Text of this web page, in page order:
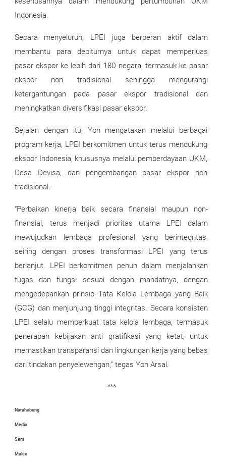
Indonesia.
Secara menyeluruh, LPEI juga berperan aktif dalam
membantu para debiturnya untuk dapat memperluas
pasar ekspor ke lebih dari 180 negara, termasuk ke pasar
ekspor non tradisional sehingga mengurangi
ketergantungan pada pasar ekspor tradisional dan
meningkatkan diversifikasi pasar ekspor.
Sejalan dengan itu, Yon mengatakan melalui berbagai
program kerja, LPEI berkomitmen untuk terus mendukung
ekspor Indonesia, khususnya melalui pemberdayaan UKM,
Desa Devisa, dan pengembangan pasar ekspor non
tradisional.
“Perbaikan kinerja baik secara finansial maupun non-
finansial, terus menjadi prioritas utama LPEI dalam
mewujudkan lembaga profesional yang berintegritas,
seiring dengan proses transformasi LPEI yang terus
berlanjut. LPEI berkomitmen penuh dalam menjalankan
tugas dan fungsi sesuai dengan mandatnya, dengan
mengedepankan prinsip Tata Kelola Lembaga yang Baik
(GCG) dan menjunjung tinggi integritas. Secara konsisten
LPEI selalu memperkuat tata kelola lembaga, termasuk
penerapan kebijakan anti gratifikasi yang ketat, untuk
memastikan transparansi dan lingkungan kerja yang bebas
dari tindakan penyelewengan,” tegas Yon Arsal.
***
Narahubung
Media
Sam
Malee